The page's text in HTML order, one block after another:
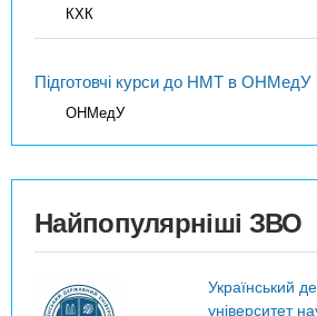
КХК
Підготовчі курси до НМТ в ОНМедУ
ОНМедУ
Найпопулярніші ЗВО
Український
університет